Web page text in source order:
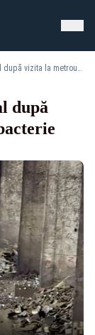
Radu Miruță, chemat la spital după vizita la metroul inundat. O bacterie periculoasă a fost semnalată
după